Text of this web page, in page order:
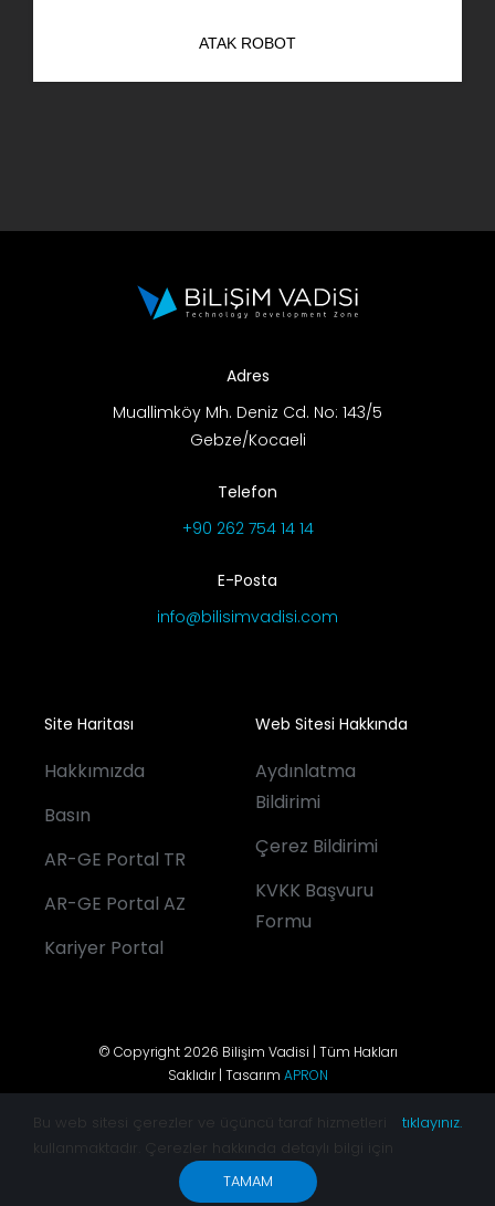
ATAK ROBOT
Adres
Muallimköy Mh. Deniz Cd. No: 143/5
Gebze/Kocaeli
Telefon
+90 262 754 14 14
E-Posta
info@bilisimvadisi.com
Site Haritası
Hakkımızda
Basın
AR-GE Portal TR
AR-GE Portal AZ
Kariyer Portal
Web Sitesi Hakkında
Aydınlatma
Bildirimi
Çerez Bildirimi
KVKK Başvuru
Formu
© Copyright 2026 Bilişim Vadisi | Tüm Hakları
Saklıdır | Tasarım APRON
Bu web sitesi çerezler ve üçüncü taraf hizmetleri
kullanmaktadır. Çerezler hakkında detaylı bilgi için
tıklayınız.
TAMAM